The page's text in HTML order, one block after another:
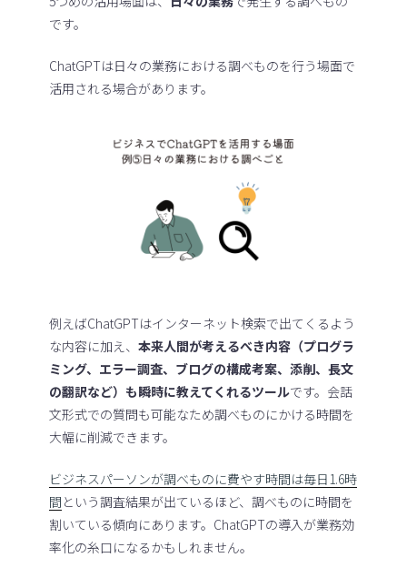
です。
ChatGPTは日々の業務における調べものを行う場面で
活用される場合があります。
例えばChatGPTはインターネット検索で出てくるよう
な内容に加え、本来人間が考えるべき内容（プログラ
ミング、エラー調査、ブログの構成考案、添削、長文
の翻訳など）も瞬時に教えてくれるツールです。会話
文形式での質問も可能なため調べものにかける時間を
大幅に削減できます。
ビジネスパーソンが調べものに費やす時間は毎日1.6時
間 という調査結果が出ているほど、調べものに時間を
割いている傾向にあります。ChatGPTの導入が業務効
率化の糸口になるかもしれません。